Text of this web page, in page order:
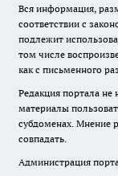
Вся информация,
соответствии с
подлежит
том числе
как с письменного
Редакция портала не
материалы
субдоменах. Мнение
совпадать.
Администрация